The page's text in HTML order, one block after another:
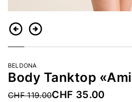
IndietroContinua
BELDONA
Body Tanktop
Price reduced from
CHF 119.00CHF 35.00